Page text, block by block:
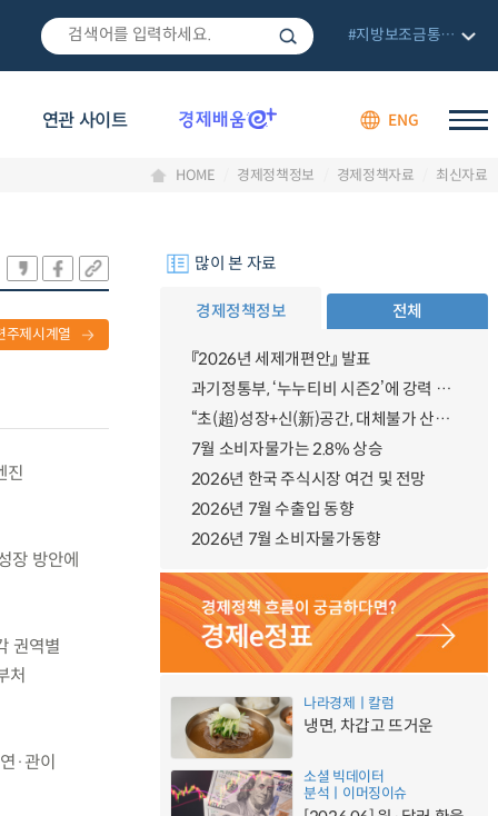
연관 사이트 ENG
#지방보조금통합관리망
HOME 경제정책정보 경제정책자료 최신자료
주제시계열
진
장 방안에
권역별
처
·관이
많이 본 자료
경제정책정보 전체
『2026년 세제개편안』 발표
과기정통부, ‘누누티비 시즌2’에 강력 대응 의지 밝혀
“초(超)성장+신(新)공간, 대체불가 산업강국”
7월 소비자물가는 2.8% 상승
2026년 한국 주식시장 여건 및 전망
2026년 7월 수출입 동향
2026년 7월 소비자물가동향
나라경제ㅣ칼럼
냉면, 차갑고 뜨거운
소셜 빅데이터
분석ㅣ이머징이슈